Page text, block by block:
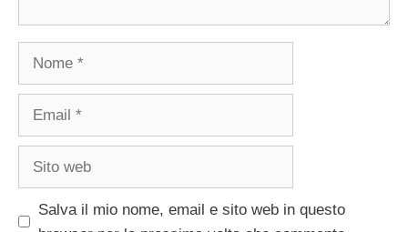
Salva il mio nome, email e sito web in questo